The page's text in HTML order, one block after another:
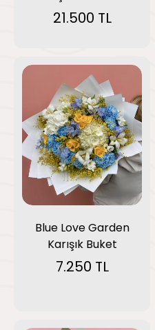
21.500 TL
Blue Love Garden
Karışık Buket
7.250 TL